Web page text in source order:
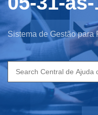
Sistema de Gestão para
Search
for: